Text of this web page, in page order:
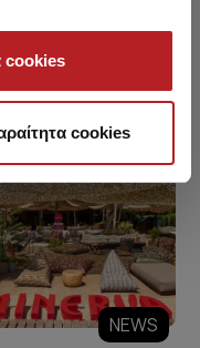
cookies
cookies
NEWS